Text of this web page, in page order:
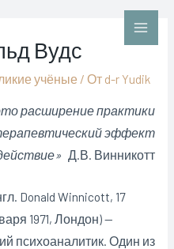
Main
Вудс
учёные / От d-r Yudik
расширение практики
эффект
Д.В. Винникотт
Donald Winnicott, 17
1971, Лондон) —
психоаналитик. Один из